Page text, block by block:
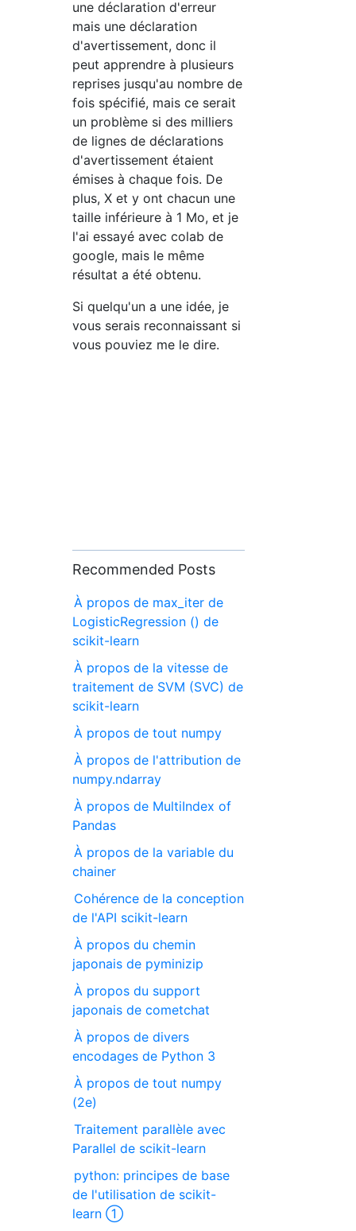
une déclaration d'erreur
mais une déclaration
d'avertissement, donc il
peut apprendre à plusieurs
reprises jusqu'au nombre de
fois spécifié, mais ce serait
un problème si des milliers
de lignes de déclarations
d'avertissement étaient
émises à chaque fois. De
plus, X et y ont chacun une
taille inférieure à 1 Mo, et je
l'ai essayé avec colab de
google, mais le même
résultat a été obtenu.
Si quelqu'un a une idée, je
vous serais reconnaissant si
vous pouviez me le dire.
Recommended Posts
À propos de max_iter de
LogisticRegression () de
scikit-learn
À propos de la vitesse de
traitement de SVM (SVC) de
scikit-learn
À propos de tout numpy
À propos de l'attribution de
numpy.ndarray
À propos de MultiIndex of
Pandas
À propos de la variable du
chainer
Cohérence de la conception
de l'API scikit-learn
À propos du chemin
japonais de pyminizip
À propos du support
japonais de cometchat
À propos de divers
encodages de Python 3
À propos de tout numpy
(2e)
Traitement parallèle avec
Parallel de scikit-learn
python: principes de base
de l'utilisation de scikit-
learn ①